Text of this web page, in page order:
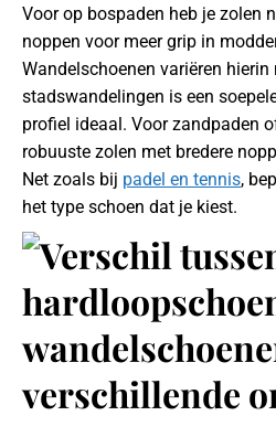
Voor op bospaden heb je zolen
noppen voor meer grip in
Wandelschoenen variëren hierin
stadswandelingen is een
profiel ideaal. Voor zandpaden
robuuste zolen met bredere
Net zoals bij padel en tennis,
het type schoen dat je kiest.